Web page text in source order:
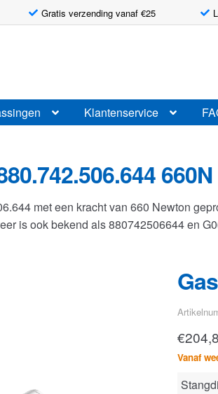
Gratis verzending vanaf €25
Klantenservice
660N
met een kracht van 660 Newton
is ook bekend als 880742506644 en
€
Vanaf